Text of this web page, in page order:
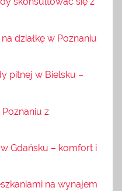
działkę w Poznaniu
pitnej w Bielsku –
z
Gdańsku – komfort i
na wynajem